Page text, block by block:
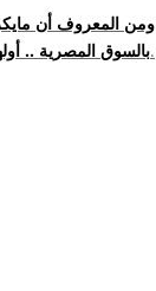
ومن المعروف أن
بالسوق المصرية ...